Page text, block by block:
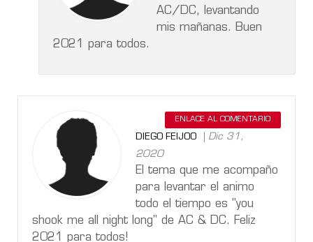
AC/DC, levantando
mis mañanas. Buen
2021 para todos.
ENLACE AL COMENTARIO
DIEGO FEIJOO
Dic 31,
2020
El tema que me acompaño
para levantar el animo
todo el tiempo es "you
shook me all night long" de AC & DC. Feliz
2021 para todos!